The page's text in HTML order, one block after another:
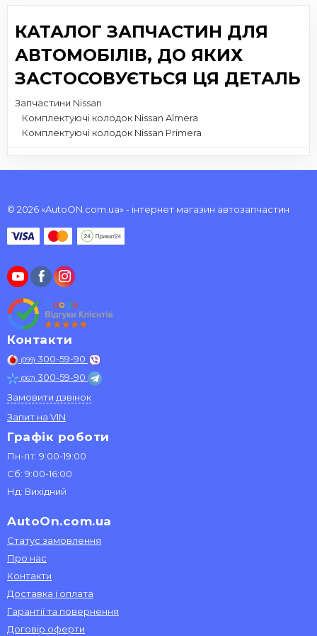
КАТАЛОГ ЗАПЧАСТИН ДЛЯ
АВТОМОБІЛІВ, ДО ЯКИХ
ЗАСТОСОВУЄТЬСЯ ЦЯ ДЕТАЛЬ
Запчастини Nissan
Комплектуючі колодок Nissan Almera
Комплектуючі колодок Nissan Primera
© 2026 «AutoON.com.ua» - інтернет магазин автозапчастин
Контакти
(099) 300-59-90
(067) 300-59-90
Замовити дзвінок
Запит на VIN
Графік роботи
Пн-пт: 9:00-19:00
Сб: 9:00-16:00
Нд: Вихідний
AutoOn.com.ua
Статус замовлення
Про нас
Контакти
Доставка і оплата
Гарантії та повернення
Договір оферти